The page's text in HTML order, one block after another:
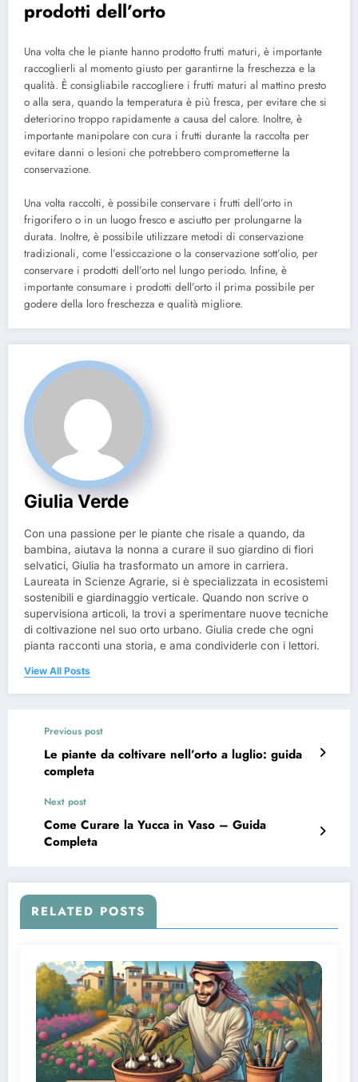
prodotti dell’orto
Una volta che le piante hanno prodotto frutti maturi, è importante
raccoglierli al momento giusto per garantirne la freschezza e la
qualità. È consigliabile raccogliere i frutti maturi al mattino presto
o alla sera, quando la temperatura è più fresca, per evitare che si
deteriorino troppo rapidamente a causa del calore. Inoltre, è
importante manipolare con cura i frutti durante la raccolta per
evitare danni o lesioni che potrebbero comprometterne la
conservazione.
Una volta raccolti, è possibile conservare i frutti dell’orto in
frigorifero o in un luogo fresco e asciutto per prolungarne la
durata. Inoltre, è possibile utilizzare metodi di conservazione
tradizionali, come l’essiccazione o la conservazione sott’olio, per
conservare i prodotti dell’orto nel lungo periodo. Infine, è
importante consumare i prodotti dell’orto il prima possibile per
godere della loro freschezza e qualità migliore.
Giulia Verde
Con una passione per le piante che risale a quando, da
bambina, aiutava la nonna a curare il suo giardino di fiori
selvatici, Giulia ha trasformato un amore in carriera.
Laureata in Scienze Agrarie, si è specializzata in ecosistemi
sostenibili e giardinaggio verticale. Quando non scrive o
supervisiona articoli, la trovi a sperimentare nuove tecniche
di coltivazione nel suo orto urbano. Giulia crede che ogni
pianta racconti una storia, e ama condividerle con i lettori.
View All Posts
Previous post
Le piante da coltivare nell’orto a luglio: guida
completa
Next post
Come Curare la Yucca in Vaso – Guida
Completa
RELATED POSTS